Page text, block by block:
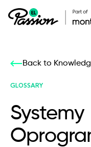
Back to
GLOSSARY
Systemy